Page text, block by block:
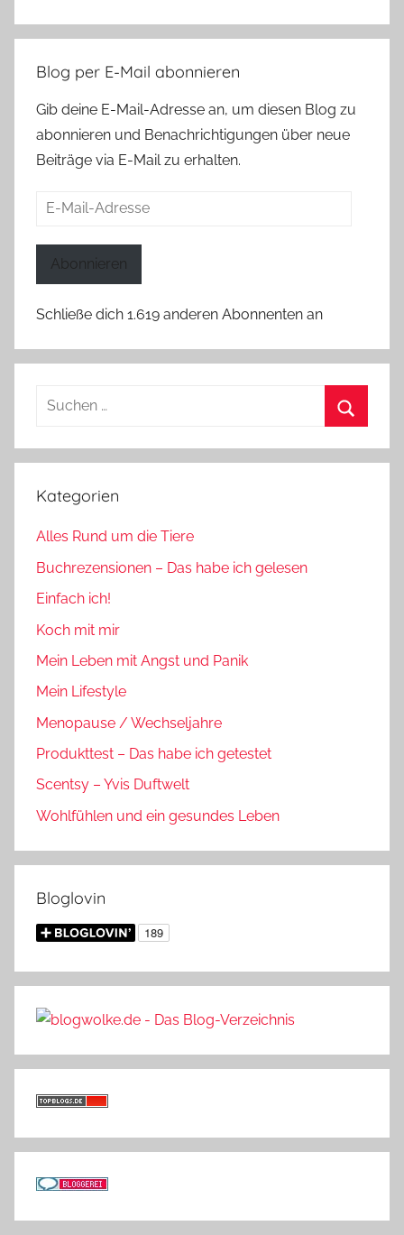
Blog per E-Mail abonnieren
Gib deine E-Mail-Adresse an, um diesen Blog zu
abonnieren und Benachrichtigungen über neue
Beiträge via E-Mail zu erhalten.
E-
Abonnieren
Schließe dich 1.619 anderen Abonnenten an
Suchen
Kategorien
Alles Rund um die Tiere
Buchrezensionen – Das habe ich gelesen
Einfach ich!
Koch mit mir
Mein Leben mit Angst und Panik
Mein Lifestyle
Menopause / Wechseljahre
Produkttest – Das habe ich getestet
Scentsy – Yvis Duftwelt
Wohlfühlen und ein gesundes Leben
Bloglovin